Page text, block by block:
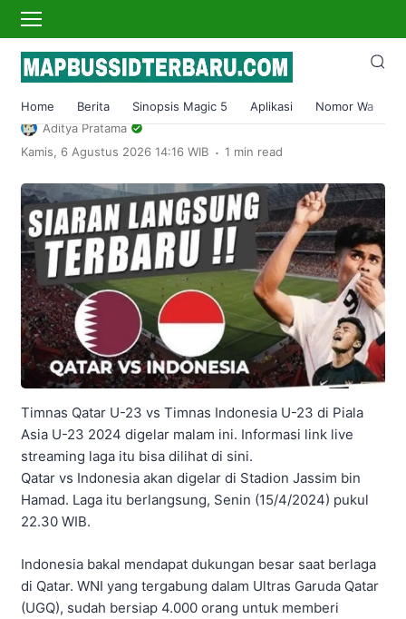
Home Berita Sinopsis Magic 5 Aplikasi Nomor Wa
Home›Sport
Link Live Streaming Qatar Vs Indonesia
di Piala Asia U-23 Malam Ini Klik Disini
Aditya Pratama
Kamis, 6 Agustus 2026 14:16 WIB . 1 min read
Timnas Qatar U-23 vs Timnas Indonesia U-23 di Piala
Asia U-23 2024 digelar malam ini. Informasi link live
streaming laga itu bisa dilihat di sini.
Qatar vs Indonesia akan digelar di Stadion Jassim bin
Hamad. Laga itu berlangsung, Senin (15/4/2024) pukul
22.30 WIB.
Indonesia bakal mendapat dukungan besar saat berlaga
di Qatar. WNI yang tergabung dalam Ultras Garuda Qatar
(UGQ), sudah bersiap 4.000 orang untuk memberi